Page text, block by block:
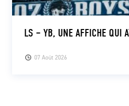
07 Août 2026
LS – YB, UNE AFFICHE QUI